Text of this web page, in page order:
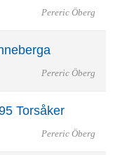
Pereric Öberg
Pereric Öberg
Torsåker
Pereric Öberg